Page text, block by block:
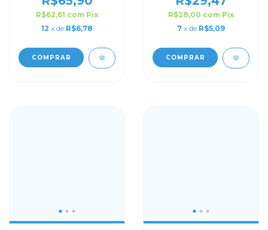
R$62,61 com Pix
12 x de R$6,78
COMPRAR
R$28,00 com Pix
7 x de R$5,09
COMPRAR